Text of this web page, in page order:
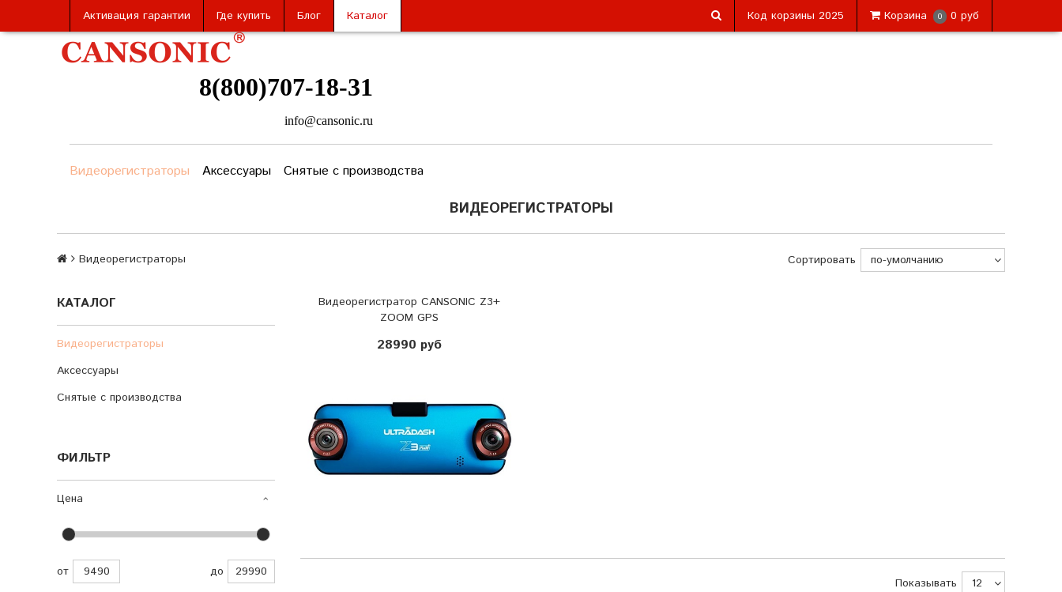
Активация гарантии Где купить Блог Каталог Корзина 0 0 руб
Код корзины 2025
8(800)707-18-31
info@cansonic.ru
Видеорегистраторы Аксессуары Снятые с производства
ВИДЕОРЕГИСТРАТОРЫ
Видеорегистраторы Сортировать
КАТАЛОГ
Видеорегистраторы
Аксессуары
Снятые с производства
ФИЛЬТР
Цена
от до
Видеорегистратор CANSONIC Z3+
ZOOM GPS
28990 руб
Показывать